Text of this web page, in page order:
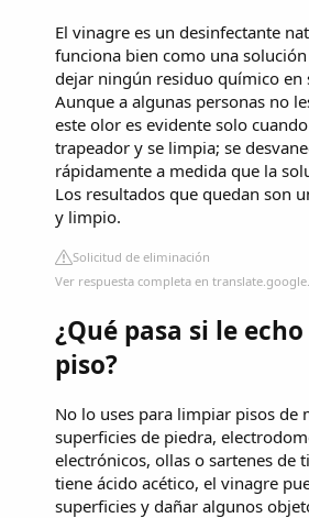
El vinagre es un desinfectante
funciona bien como una
dejar ningún residuo químico en
Aunque a algunas personas no
este olor es evidente solo
trapeador y se limpia; se
rápidamente a medida que la
Los resultados que quedan son
y limpio.
Solicitud de eliminación
Ver respuesta completa en
¿Qué pasa si le
piso?
No lo uses para limpiar pisos de
superficies de piedra,
electrónicos, ollas o sartenes de
tiene ácido acético, el vinagre
superficies y dañar algunos